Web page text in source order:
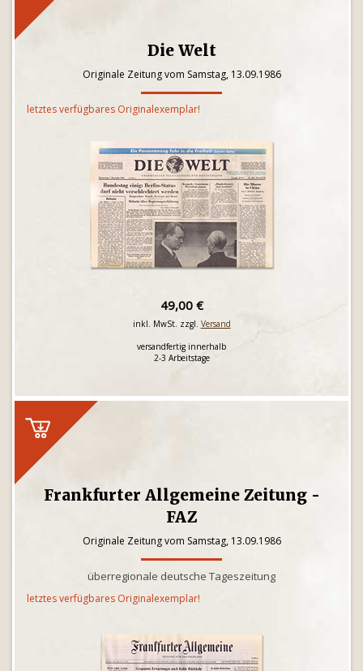
Die Welt
Originale Zeitung vom Samstag, 13.09.1986
letztes verfügbares Originalexemplar!
49,00 €
inkl. MwSt. zzgl. Versand
versandfertig innerhalb
2-3 Arbeitstage
Frankfurter Allgemeine Zeitung -
FAZ
Originale Zeitung vom Samstag, 13.09.1986
überregionale deutsche Tageszeitung
letztes verfügbares Originalexemplar!